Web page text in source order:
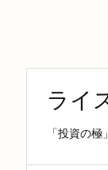
ライ
「投資の